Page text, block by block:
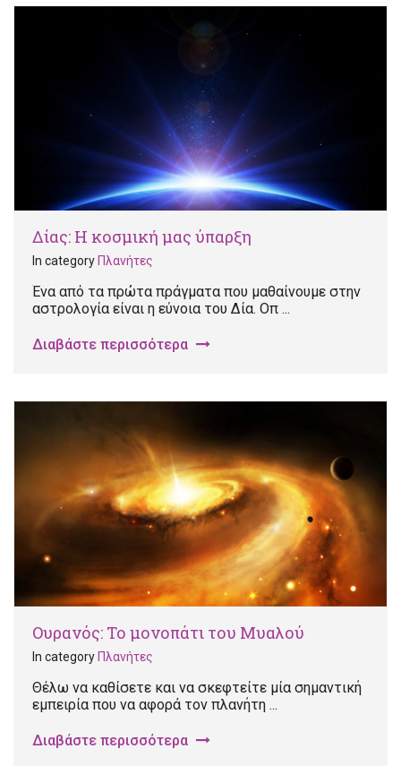
Δίας: Η κοσμική μας ύπαρξη
In category Πλανήτες
Ένα από τα πρώτα πράγματα που μαθαίνουμε στην
αστρολογία είναι η εύνοια του Δία. Οπ ...
Διαβάστε περισσότερα
Ουρανός: Το μονοπάτι του Μυαλού
In category Πλανήτες
Θέλω να καθίσετε και να σκεφτείτε μία σημαντική
εμπειρία που να αφορά τον πλανήτη ...
Διαβάστε περισσότερα